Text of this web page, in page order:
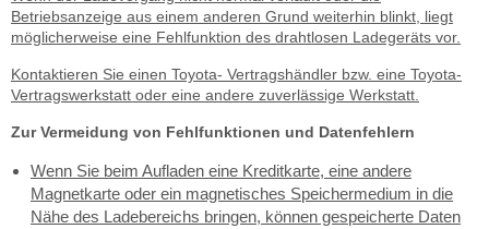
Betriebsanzeige aus einem anderen Grund weiterhin blinkt, liegt
möglicherweise eine Fehlfunktion des drahtlosen Ladegeräts vor.
Kontaktieren Sie einen Toyota- Vertragshändler bzw. eine Toyota-
Vertragswerkstatt oder eine andere zuverlässige Werkstatt.
Zur Vermeidung von Fehlfunktionen und Datenfehlern
Wenn Sie beim Aufladen eine Kreditkarte, eine andere
Magnetkarte oder ein magnetisches Speichermedium in die
Nähe des Ladebereichs bringen, können gespeicherte Daten